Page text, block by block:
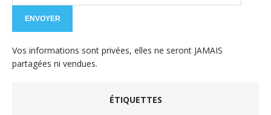
Vos informations sont privées, elles ne seront JAMAIS
partagées ni vendues.
ÉTIQUETTES